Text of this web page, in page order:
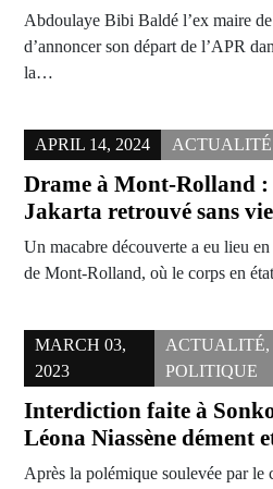
Abdoulaye Bibi Baldé l’ex maire
d’annoncer son départ de l’APR
la…
APRIL 14, 2024 ACTUALITÉ
Drame à Mont-Rolland :
Jakarta retrouvé sans
Un macabre découverte a eu lieu
de Mont-Rolland, où le corps en
MARCH 03,
2023
ACTUALITÉ,
POLITIQUE
Interdiction faite à
Léona Niassène dément
Après la polémique soulevée par